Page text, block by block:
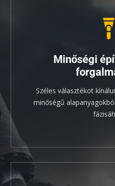
Minőségi
Széles választékot
minőségű